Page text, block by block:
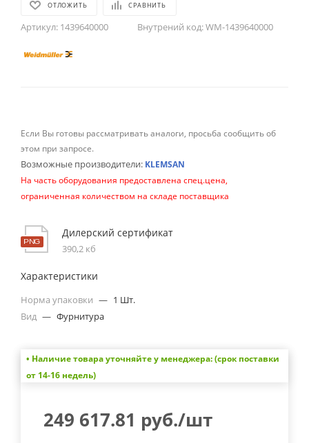
ОТЛОЖИТЬ СРАВНИТЬ
Артикул: 1439640000 Внутрений код:WM-1439640000
Если Вы готовы рассматривать аналоги, просьба сообщить об
этом при запросе.
Возможные производители: KLEMSAN
На часть оборудования предоставлена спец.цена,
ограниченная количеством на складе поставщика
Дилерский сертификат
390,2 кб
Характеристики
Норма упаковки — 1 Шт.
Вид — Фурнитура
• Наличие товара уточняйте у менеджера: (срок поставки
от 14-16 недель)
249 617.81 руб./шт